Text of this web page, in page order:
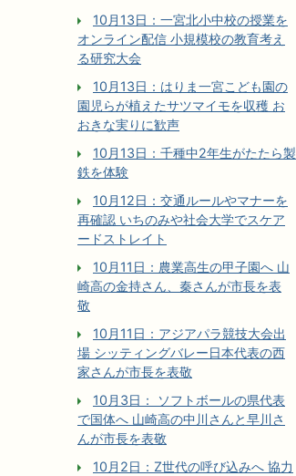
10月13日：一宮北小中校の授業を
オンライン配信 小規模校の教育考え
る研究大会
10月13日：はりま一宮こども園の
園児らが植えたサツマイモを収穫 お
おきな実りに歓声
10月13日：千種中2年生がたたら製
鉄を体験
10月12日：交通ルールやマナーを
再確認 いちのみや社会大学でスケア
ードストレイト
10月11日：農業高生の甲子園へ 山
崎高の金持さん、秦さんが市長を表
敬
10月11日：アジアパラ競技大会出
場 シッティングバレー日本代表の西
家さんが市長を表敬
10月3日： ソフトボールの県代表
で国体へ 山崎高の中川さんと早川さ
んが市長を表敬
10月2日：Z世代の呼び込みへ 協力